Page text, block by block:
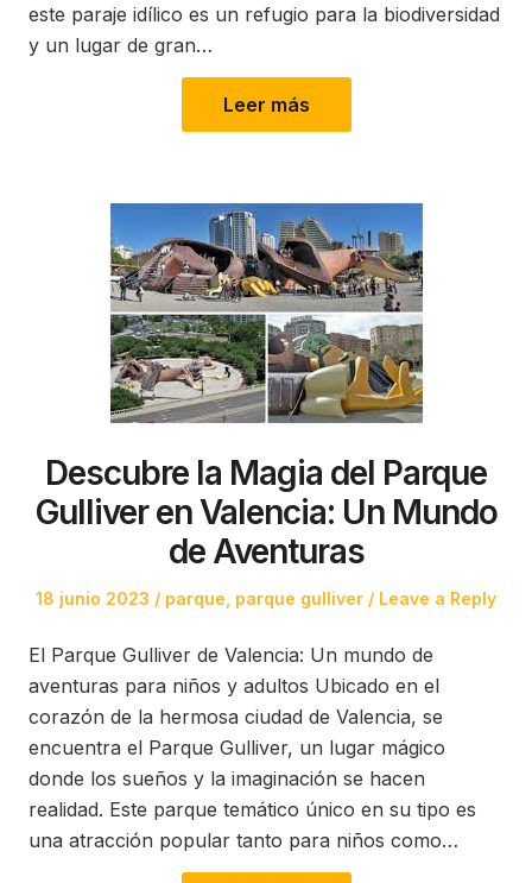
este paraje idílico es un refugio para la biodiversidad
y un lugar de gran…
Leer más
Descubre la Magia del Parque
Gulliver en Valencia: Un Mundo
de Aventuras
Posted
18 junio 2023
Posted
parque parque gulliver Leave a Reply
El Parque Gulliver de Valencia: Un mundo de
aventuras para niños y adultos Ubicado en el
corazón de la hermosa ciudad de Valencia, se
encuentra el Parque Gulliver, un lugar mágico
donde los sueños y la imaginación se hacen
realidad. Este parque temático único en su tipo es
una atracción popular tanto para niños como…